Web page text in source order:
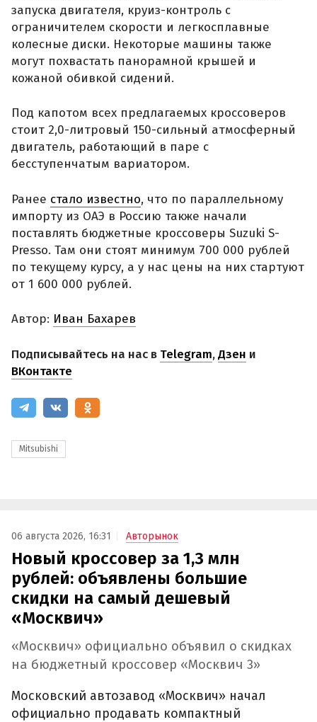
запуска двигателя, круиз-контроль с
ограничителем скорости и легкосплавные
колесные диски. Некоторые машины также
могут похвастать панорамной крышей и
кожаной обивкой сидений.
Под капотом всех предлагаемых кроссоверов
стоит 2,0-литровый 150-сильный атмосферный
двигатель, работающий в паре с
бесступенчатым вариатором.
Ранее стало известно, что по параллельному
импорту из ОАЭ в Россию также начали
поставлять бюджетные кроссоверы Suzuki S-
Presso. Там они стоят минимум 700 000 рублей
по текущему курсу, а у нас цены на них стартуют
от 1 600 000 рублей.
Автор: Иван Бахарев
Подписывайтесь на нас в Telegram,Дзен и
ВКонтакте
Mitsubishi
06 августа 2026, 16:31 Авторынок
Новый кроссовер за 1,3 млн
рублей: объявлены большие
скидки на самый дешевый
«Москвич»
«Москвич» официально объявил о скидках
на бюджетный кроссовер «Москвич 3»
Московский автозавод «Москвич» начал
официально продавать компактный